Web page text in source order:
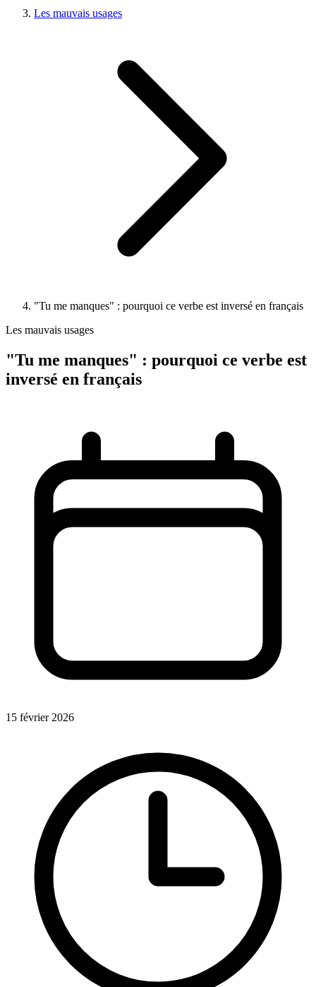
Les mauvais usages
"Tu me manques" : pourquoi ce verbe est inversé en français
Les mauvais usages
"Tu me manques" : pourquoi ce verbe est
inversé en français
15 février 2026